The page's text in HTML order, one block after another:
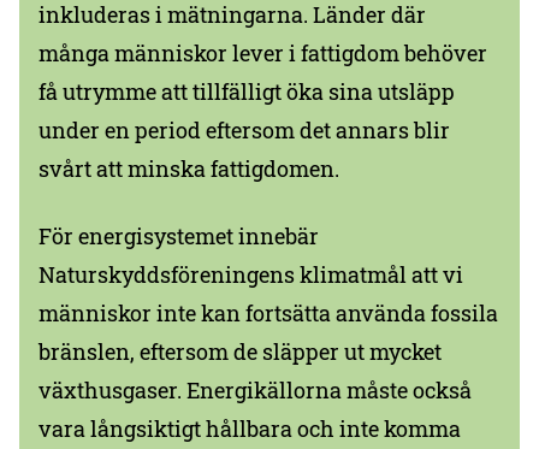
inkluderas i mätningarna. Länder där
många människor lever i fattigdom behöver
få utrymme att tillfälligt öka sina utsläpp
under en period eftersom det annars blir
svårt att minska fattigdomen.
För energisystemet innebär
Naturskyddsföreningens klimatmål att vi
människor inte kan fortsätta använda fossila
bränslen, eftersom de släpper ut mycket
växthusgaser. Energikällorna måste också
vara långsiktigt hållbara och inte komma